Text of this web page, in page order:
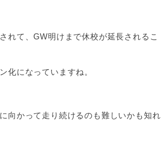
れて、GW明けまで休校が延長されるこ
化になっていますね。
向かって走り続けるのも難しいかも知れ